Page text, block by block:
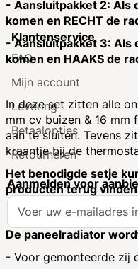
- Aansluitpakket 2: Als
komen en RECHT de
- Aansluitpakket 3: Als
komen en HAAKS de
In deze set zitten alle
mm cv buizen & 16
aan te sluiten. Tevens
kraantje bij de
Het benodigde setje
producten terug
De paneelradiator
- Voor gemonteerde zij
Klantenservice
FAQ
Mijn account
Levering
Betaalopties
Retourneren
Aanmelden voor
A
o